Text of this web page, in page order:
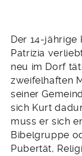
Der 14-jährige
Patrizia
neu im Dorf
zweifelhaften
seiner
sich Kurt
muss er sich
Bibelgruppe
Pubertät,